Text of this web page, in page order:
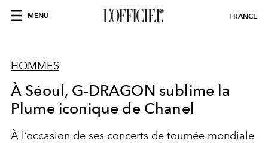
MENU FRANCE
HOMMES
À Séoul, G-DRAGON sublime la
Plume iconique de Chanel
À l’occasion de ses concerts de tournée mondiale